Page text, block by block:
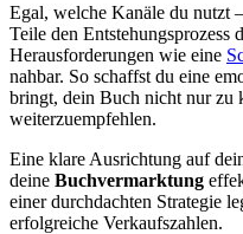
Egal, welche Kanäle du nutzt
Teile den Entstehungsprozess
Herausforderungen wie eine
nahbar. So schaffst du eine
bringt, dein Buch nicht nur zu
weiterzuempfehlen.
Eine klare Ausrichtung auf
deine Buchvermarktung
einer durchdachten Strategie
erfolgreiche Verkaufszahlen.